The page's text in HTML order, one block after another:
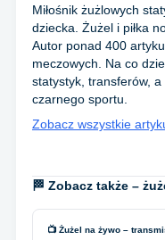
Miłośnik żużlowych
dziecka. Żużel i piłka
Autor ponad 400
meczowych. Na co
statystyk, transferów,
czarnego sportu.
Zobacz wszystkie
🏁 Zobacz także –
📺 Żużel na żywo –